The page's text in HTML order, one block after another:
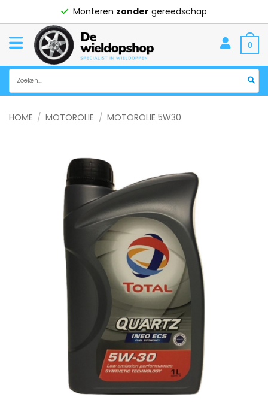
Monteren zonder gereedschap
0
Zoeken
HOME / MOTOROLIE / MOTOROLIE 5W30